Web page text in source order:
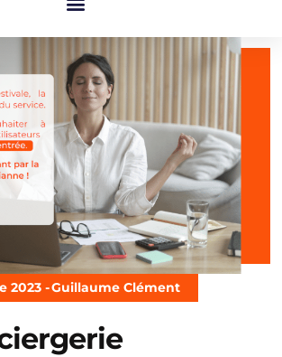
2023 -Guillaume Clément